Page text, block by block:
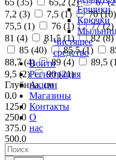
Ершики
Крючки
Чистящее
средство
Войти
Регистрация
Акции
Магазины
Контакты
О
нас
7,2 (3) 7,5 (1) 70 (10)
75,5 (1) 76 (1) 77 (2)
81 (4) 81,5 (1) 82 (8)
85 (40) 85,5 (1)
88,7 (4) 89 (4) 89,5 (1
9,5 (2) 90 (21)
Глубина, см
0.0
125.0
250.0
375.0
500.0